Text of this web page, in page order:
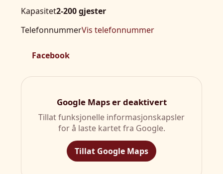
Kapasitet2-200 gjester
TelefonnummerVis telefonnummer
Facebook
Google Maps er deaktivert
Tillat funksjonelle informasjonskapsler
for å laste kartet fra Google.
Tillat Google Maps